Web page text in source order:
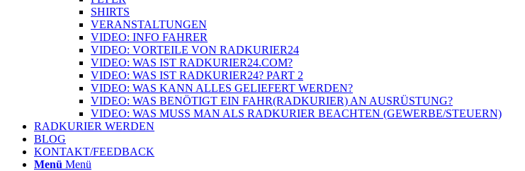
SHIRTS
VERANSTALTUNGEN
VIDEO: INFO FAHRER
VIDEO: VORTEILE VON RADKURIER24
VIDEO: WAS IST RADKURIER24.COM?
VIDEO: WAS IST RADKURIER24? PART 2
VIDEO: WAS KANN ALLES GELIEFERT WERDEN?
VIDEO: WAS BENÖTIGT EIN FAHR(RADKURIER) AN AUSRÜSTUNG?
VIDEO: WAS MUSS MAN ALS RADKURIER BEACHTEN (GEWERBE/STEUERN)
RADKURIER WERDEN
BLOG
KONTAKT/FEEDBACK
Menü Menü